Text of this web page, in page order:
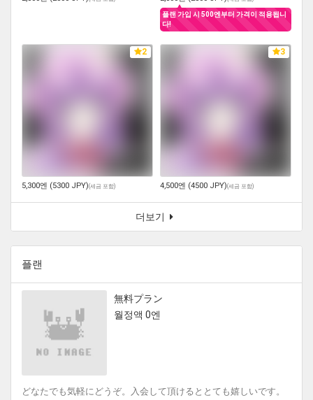
플랜 가입 시 500엔부터 가격이 적용됩니
다!
2
5,300엔 (5300 JPY)(세금 포함)
3
4,500엔 (4500 JPY)(세금 포함)
더보기
플랜
無料プラン
월정액 0엔
どなたでも気軽にどうぞ。入会して頂けるととても嬉しいです。